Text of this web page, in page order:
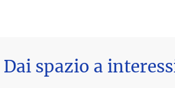
Dai spazio a